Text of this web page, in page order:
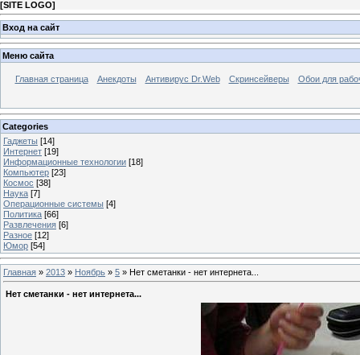
[SITE LOGO]
Вход на сайт
Меню сайта
Главная страница Анекдоты Антивирус Dr.Web Скринсейверы Обои для
Categories
Гаджеты [14]
Интернет [19]
Информационные технологии [18]
Компьютер [23]
Космос [38]
Наука [7]
Операционные системы [4]
Политика [66]
Развлечения [6]
Разное [12]
Юмор [54]
Главная » 2013 » Ноябрь » 5 » Нет сметанки - нет интернета...
Нет сметанки - нет интернета...